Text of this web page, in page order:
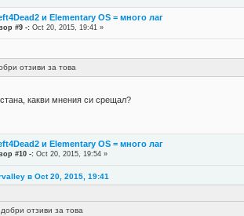
и Elementary OS = много лаг
#9 -: Oct 20, 2015, 19:41 »
отзиви за това
какви мнения си срещал?
и Elementary OS = много лаг
#10 -: Oct 20, 2015, 19:54 »
в Oct 20, 2015, 19:41
отзиви за това